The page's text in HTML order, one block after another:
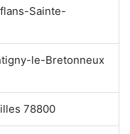
Sainte-
le-Bretonneux
78800